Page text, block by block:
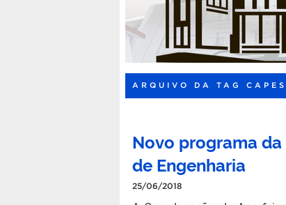
ARQUIVO DA TAG CAPES
Novo programa
de Engenharia
25/06/2018